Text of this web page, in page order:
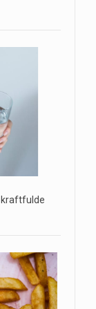
kraftfulde